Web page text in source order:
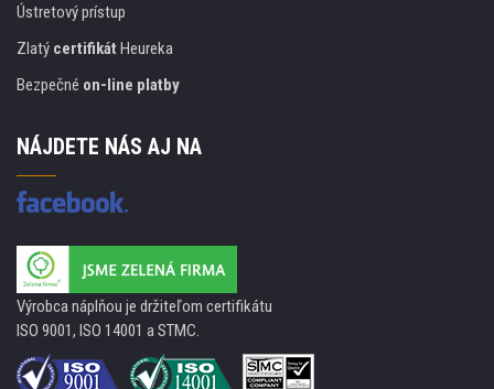
Ústretový prístup
Zlatý certifikát Heureka
Bezpečné on-line platby
NÁJDETE NÁS AJ NA
Výrobca náplňou je držiteľom certifikátu
ISO 9001, ISO 14001 a STMC.